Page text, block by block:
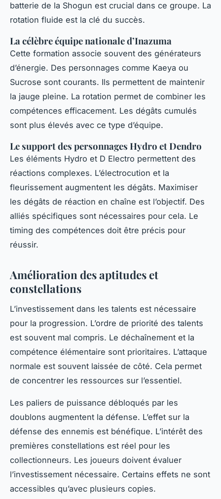
batterie de la Shogun est crucial dans ce groupe. La
rotation fluide est la clé du succès.
La célèbre équipe nationale d’Inazuma
Cette formation associe souvent des générateurs
d’énergie. Des personnages comme Kaeya ou
Sucrose sont courants. Ils permettent de maintenir
la jauge pleine. La rotation permet de combiner les
compétences efficacement. Les dégâts cumulés
sont plus élevés avec ce type d’équipe.
Le support des personnages Hydro et Dendro
Les éléments Hydro et D Electro permettent des
réactions complexes. L’électrocution et la
fleurissement augmentent les dégâts. Maximiser
les dégâts de réaction en chaîne est l’objectif. Des
alliés spécifiques sont nécessaires pour cela. Le
timing des compétences doit être précis pour
réussir.
Amélioration des aptitudes et
constellations
L’investissement dans les talents est nécessaire
pour la progression. L’ordre de priorité des talents
est souvent mal compris. Le déchaînement et la
compétence élémentaire sont prioritaires. L’attaque
normale est souvent laissée de côté. Cela permet
de concentrer les ressources sur l’essentiel.
Les paliers de puissance débloqués par les
doublons augmentent la défense. L’effet sur la
défense des ennemis est bénéfique. L’intérêt des
premières constellations est réel pour les
collectionneurs. Les joueurs doivent évaluer
l’investissement nécessaire. Certains effets ne sont
accessibles qu’avec plusieurs copies.